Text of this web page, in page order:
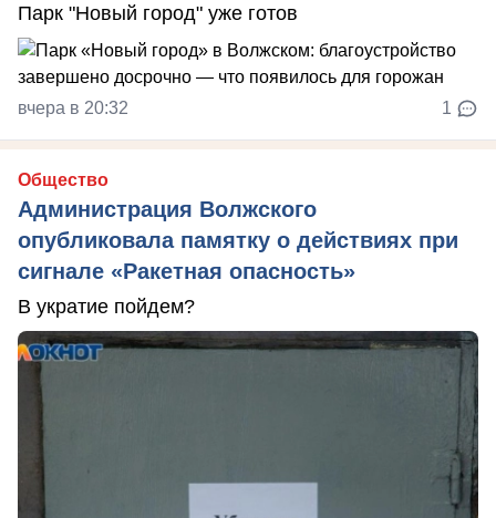
Парк "Новый город" уже готов
вчера в 20:32 1
Общество
Администрация Волжского
опубликовала памятку о действиях при
сигнале «Ракетная опасность»
В укратие пойдем?